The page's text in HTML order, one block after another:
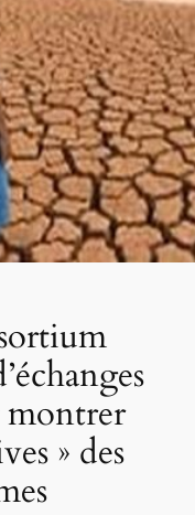
montrer
» des